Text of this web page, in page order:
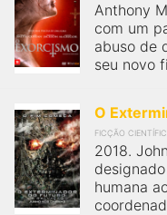
Anthony
com um
abuso de
seu novo
O
FICÇÃO
2018.
humana